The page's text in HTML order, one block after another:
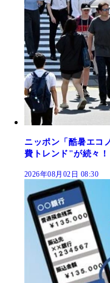
ニッポン「酷暑エコ
費トレンド"が続々！
2026年08月02日 08:30